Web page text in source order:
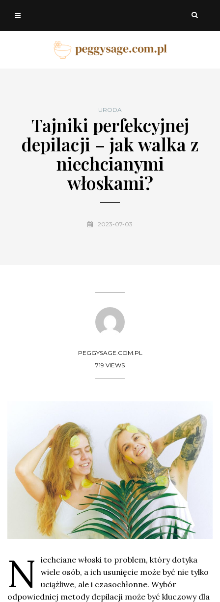
URODA
Tajniki perfekcyjnej
depilacji – jak walka z
niechcianymi
włoskami?
2023-07-03
PEGGYSAGE.COM.PL
719 VIEWS
N
iechciane włoski to problem, który dotyka
wiele osób, a ich usunięcie może być nie tylko
uciążliwe, ale i czasochłonne. Wybór
odpowiedniej metody depilacji może być kluczowy dla